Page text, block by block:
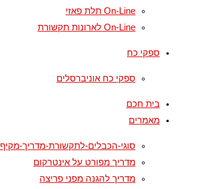
On-Line תלת פאזי
On-Line לארונות תקשורת
ספקי כח
ספקי כח אוניברסלים
בית חכם
מאמרים
סוגי-הכבלים-לתקשורת-מדריך-מקיף
מדריך מפורט על אינטרקום
מדריך להגנה מפני פריצה